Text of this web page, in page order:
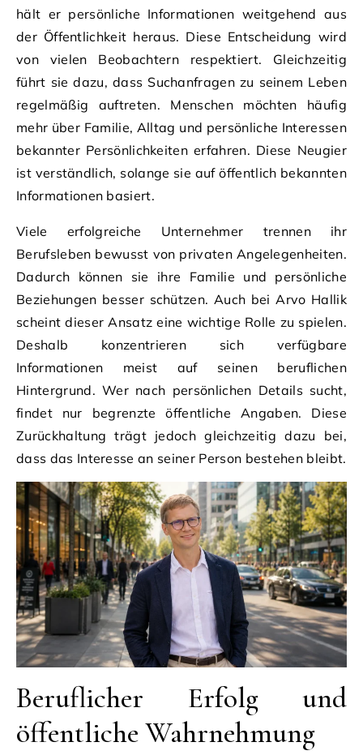
hält er persönliche Informationen weitgehend aus
der Öffentlichkeit heraus. Diese Entscheidung wird
von vielen Beobachtern respektiert. Gleichzeitig
führt sie dazu, dass Suchanfragen zu seinem Leben
regelmäßig auftreten. Menschen möchten häufig
mehr über Familie, Alltag und persönliche Interessen
bekannter Persönlichkeiten erfahren. Diese Neugier
ist verständlich, solange sie auf öffentlich bekannten
Informationen basiert.
Viele erfolgreiche Unternehmer trennen ihr
Berufsleben bewusst von privaten Angelegenheiten.
Dadurch können sie ihre Familie und persönliche
Beziehungen besser schützen. Auch bei Arvo Hallik
scheint dieser Ansatz eine wichtige Rolle zu spielen.
Deshalb konzentrieren sich verfügbare
Informationen meist auf seinen beruflichen
Hintergrund. Wer nach persönlichen Details sucht,
findet nur begrenzte öffentliche Angaben. Diese
Zurückhaltung trägt jedoch gleichzeitig dazu bei,
dass das Interesse an seiner Person bestehen bleibt.
Beruflicher Erfolg und
öffentliche Wahrnehmung